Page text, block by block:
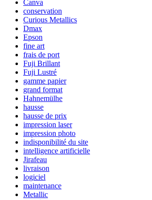
Canva
conservation
Curious Metallics
Dmax
Epson
fine art
frais de port
Fuji Brillant
Fuji Lustré
gamme papier
grand format
Hahnemülhe
hausse
hausse de prix
impression laser
impression photo
indisponibilité du site
intelligence artificielle
Jirafeau
livraison
logiciel
maintenance
Metallic